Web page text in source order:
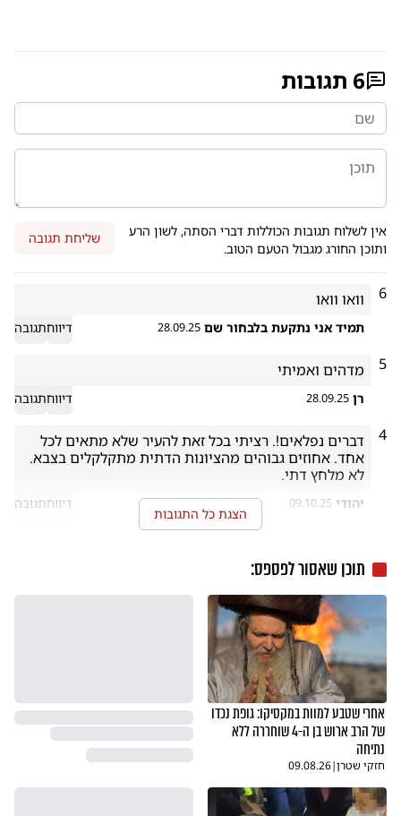
6 תגובות
אין לשלוח תגובות הכוללות דברי הסתה, לשון הרע
ותוכן החורג מגבול הטעם הטוב.
שליחת תגובה
6 וואו וואו
תמיד אני נתקעת בלבחור שם 28.09.25 דיווחתגובה
5 מדהים ואמיתי
רן 28.09.25 דיווחתגובה
4
לא מלחץ דתי.
יהודי 09.10.25 דיווחתגובה
הצגת כל התגובות
תוכן שאסור לפספס:
אחרי שטבע למוות במקסיקו: גופת נכדו
של הרב ארוש בן ה-4 שוחררה ללא
נתיחה
חזקי שטרן|
09.08.26